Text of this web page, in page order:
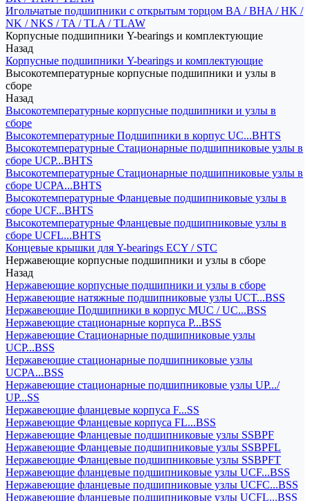
Игольчатые подшипники с открытым торцом BA / BHA / HK /
NK / NKS / TA / TLA / TLAW
Корпусные подшипники Y-bearings и комплектующие
Назад
Корпусные подшипники Y-bearings и комплектующие
Высокотемпературные корпусные подшипники и узлы в
сборе
Назад
Высокотемпературные корпусные подшипники и узлы в
сборе
Высокотемпературные Подшипники в корпус UC...BHTS
Высокотемпературные Стационарные подшипниковые узлы в
сборе UCP...BHTS
Высокотемпературные Стационарные подшипниковые узлы в
сборе UCPA...BHTS
Высокотемпературные Фланцевые подшипниковые узлы в
сборе UCF...BHTS
Высокотемпературные Фланцевые подшипниковые узлы в
сборе UCFL...BHTS
Концевые крышки для Y-bearings ECY / STC
Нержавеющие корпусные подшипники и узлы в сборе
Назад
Нержавеющие корпусные подшипники и узлы в сборе
Нержавеющие натяжные подшипниковые узлы UCT...BSS
Нержавеющие Подшипники в корпус MUC / UC...BSS
Нержавеющие стационарные корпуса P...BSS
Нержавеющие Стационарные подшипниковые узлы
UCP...BSS
Нержавеющие стационарные подшипниковые узлы
UCPA...BSS
Нержавеющие стационарные подшипниковые узлы UP.../
UP...SS
Нержавеющие фланцевые корпуса F...SS
Нержавеющие Фланцевые корпуса FL...BSS
Нержавеющие Фланцевые подшипниковые узлы SSBPF
Нержавеющие Фланцевые подшипниковые узлы SSBPFL
Нержавеющие Фланцевые подшипниковые узлы SSBPFT
Нержавеющие фланцевые подшипниковые узлы UCF...BSS
Нержавеющие фланцевые подшипниковые узлы UCFC...BSS
Нержавеющие фланцевые подшипниковые узлы UCFL...BSS